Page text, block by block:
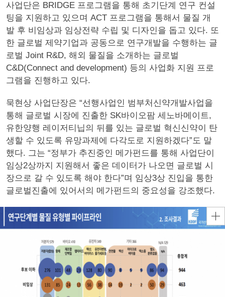
사업단은 BRIDGE 프로그램을 통해 초기단계 연구 컨설
팅을 지원하고 있으며 ACT 프로그램을 통해서 물질 개
발 후 비임상과 임상전략 수립 및 디자인을 돕고 있다. 또
한 글로벌 제약기업과 공동으로 연구개발을 수행하는 글
로벌 Joint R&D, 해외 물질을 소개하는 글로벌
C&D(Connect and development) 등의 사업화 지원 프로
그램을 진행하고 있다.
묵현상 사업단장은 “선행사업인 범부처신약개발사업을
통해 글로벌 시장에 진출한 SK바이오팜 세노바메이트,
유한양행 레이저티닙의 뒤를 있는 글로벌 혁신신약이 탄
생할 수 있도록 유망과제에 다각도로 지원하겠다”도 말
했다. 그는 “정부가 추진중인 메가펀드를 통해 사업단이
임상2상까지 지원해서 좋은 데이터가 나오면 글로벌 시
장으로 갈 수 있도록 해야 한다”며 임상3상 진입을 통한
글로벌진출에 있어서의 메가펀드의 중요성을 강조했다.